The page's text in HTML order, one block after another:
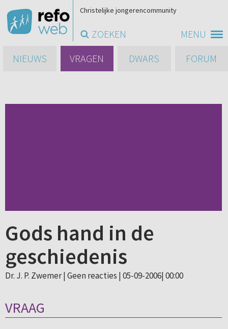
MENU
Christelijke jongerencommunity
ZOEKEN
NIEUWS
VRAGEN DWARS FORUM
Gods hand in de
geschiedenis
Dr. J. P. Zwemer | Geen reacties | 05-09-2006| 00:00
VRAAG